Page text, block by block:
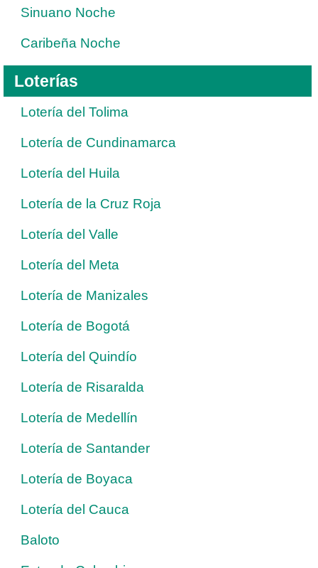
Sinuano Noche
Caribeña Noche
Loterías
Lotería del Tolima
Lotería de Cundinamarca
Lotería del Huila
Lotería de la Cruz Roja
Lotería del Valle
Lotería del Meta
Lotería de Manizales
Lotería de Bogotá
Lotería del Quindío
Lotería de Risaralda
Lotería de Medellín
Lotería de Santander
Lotería de Boyaca
Lotería del Cauca
Baloto